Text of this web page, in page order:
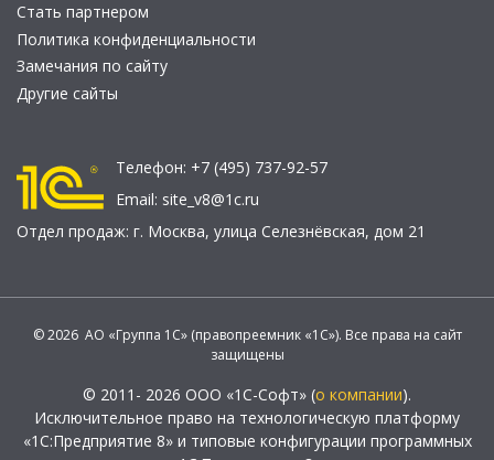
Стать партнером
Политика конфиденциальности
Замечания по сайту
Другие сайты
Телефон: +7 (495) 737-92-57
Email: site_v8@1c.ru
Отдел продаж: г. Москва, улица Селезнёвская, дом 21
© 2026 АО «Группа 1С» (правопреемник «1С»). Все права на сайт
защищены
© 2011- 2026 ООО «1С-Софт» (о компании).
Исключительное право на технологическую платформу
«1С:Предприятие 8» и типовые конфигурации программных